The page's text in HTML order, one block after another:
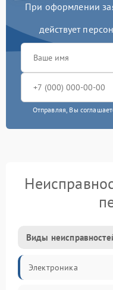
При оформлении
действует
Отправляя, Вы
Виды
Электроника